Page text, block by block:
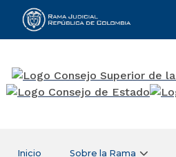
Rama Judicial
Inicio Sobre la Rama